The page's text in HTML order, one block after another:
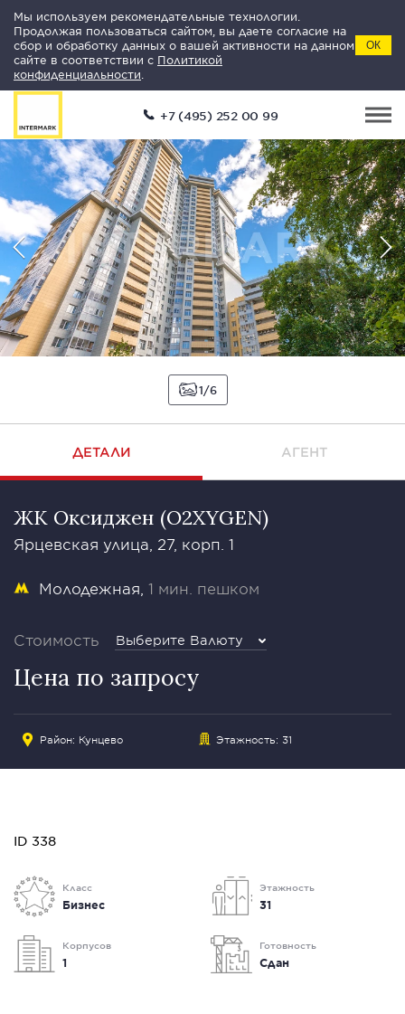
Мы используем рекомендательные технологии.
Продолжая пользоваться сайтом, вы даете согласие на
сбор и обработку данных о вашей активности на данном
сайте в соответствии с Политикой
конфиденциальности
ОК
+7 (495) 252 00 99
1 6
ДЕТАЛИ АГЕНТ
ЖК Оксиджен (O2XYGEN)
Ярцевская улица, 27, корп. 1
Молодежная 1 мин. пешком
Стоимость Выберите Валюту
Цена по запросу
Район: Кунцево Этажность: 31
ID 338
Класс
Бизнес
Этажность
31
Корпусов
1
Готовность
Сдан